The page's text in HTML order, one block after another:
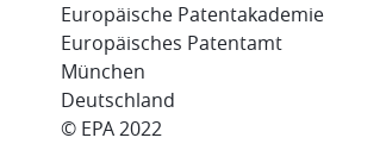
Europäische Patentakademie
Europäisches Patentamt
München
Deutschland
© EPA 2022